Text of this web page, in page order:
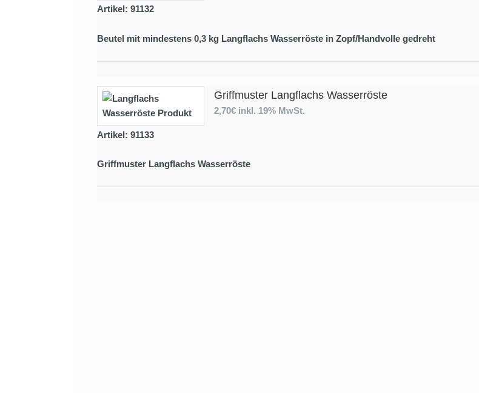
Artikel: 91132
Beutel mit mindestens 0,3 kg Langflachs Wasserröste in Zopf/Handvolle gedreht
Griffmuster Langflachs Wasserröste
2,70€ inkl. 19% MwSt.
Artikel: 91133
Griffmuster Langflachs Wasserröste